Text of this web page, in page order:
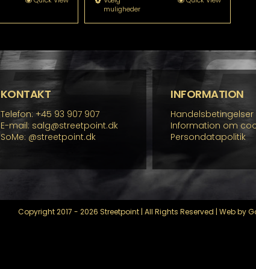
har
Mulighederne
kan
vælges
på
varesiden
muligheder
har
Mulighederne
kan
KONTAKT
Telefon: +45 93 907 907
E-mail: salg@streetpoint.dk
SoMe: @streetpoint.dk
INFORMATION
Handelsbetingelser
Information om
Persondatapolitik
Copyright 2017 - 2026 Streetpoint | All Rights Reserved | Web by